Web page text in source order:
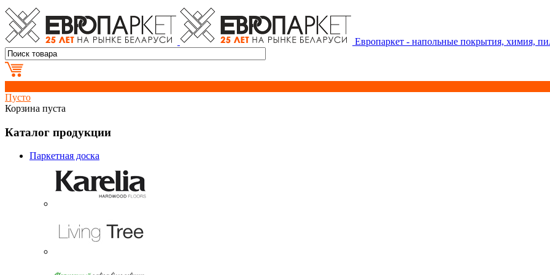
Европаркет - напольные покрытия, химия,
Пусто
Корзина пуста
Каталог продукции
Паркетная доска